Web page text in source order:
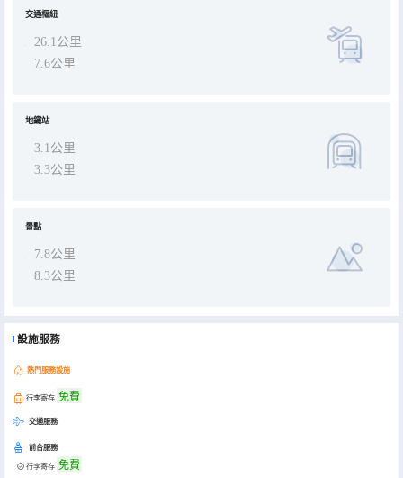
交通樞紐
26.1公里
7.6公里
地鐵站
3.1公里
3.3公里
景點
7.8公里
8.3公里
設施服務
熱門服務設施
行李寄存 免費
交通服務
前台服務
行李寄存 免費